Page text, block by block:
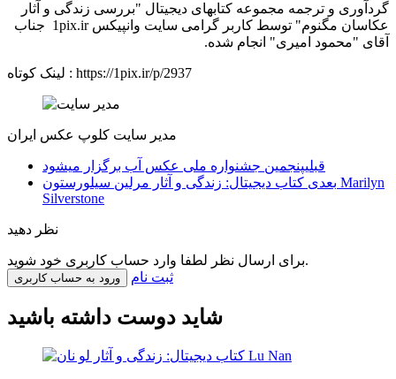
گردآوری و ترجمه مجموعه کتابهای دیجیتال "بررسی زندگی و آثار
عکاسان مگنوم" توسط کاربر گرامی سایت وانپیکس 1pix.ir جناب
آقای "محمود امیری" انجام شده.
لینک کوتاه : https://1pix.ir/p/2937
مدیر سایت کلوپ عکس ایران
قبلیپنجمین جشنواره ملی عکس آب برگزار میشود
بعدی کتاب دیجیتال: زندگی و آثار مرلین سیلورستون Marilyn
Silverstone
نظر دهید
برای ارسال نظر لطفا وارد حساب کاربری خود شوید.
ورود به حساب کاربری ثبت نام
شاید دوست داشته باشید